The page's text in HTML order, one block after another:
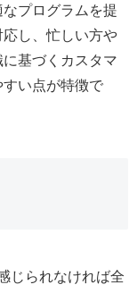
プログラムを提
し、忙しい方や
基づくカスタマ
い点が特徴で
じられなければ全